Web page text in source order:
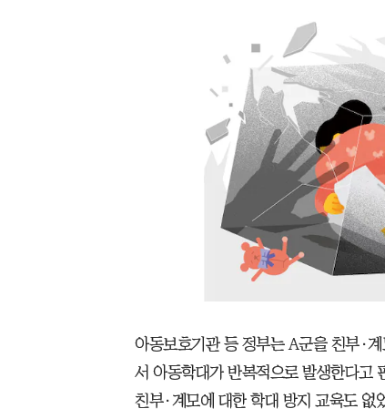
아동보호기관 등 정부는 A군을 친부·
서 아동학대가 반복적으로 발생한다고
친부·계모에 대한 학대 방지 교육도